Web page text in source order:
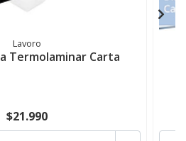
Lavoro
Termolaminar Carta
$21.990